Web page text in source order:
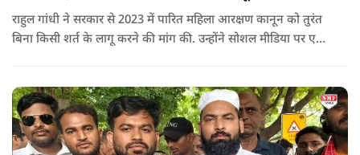
राहुल गांधी ने सरकार से 2023 में पारित महिला आरक्षण कानून को तुरंत
बिना किसी शर्त के लागू करने की मांग की. उन्होंने सोशल मीडिया पर एक